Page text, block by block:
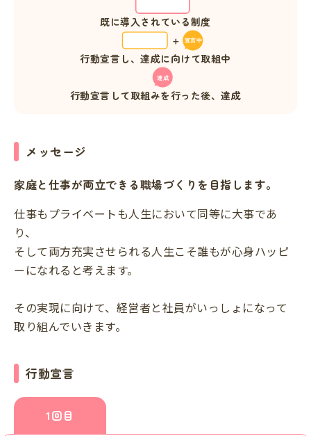
既に導入されている制度
行動宣言し、達成に向けて取組中
行動宣言して取組みを行った後、達成
メッセージ
家庭と仕事が両立できる職場づくりを目指します。
仕事もプライベートも人生において同等に大事であ
り、
そして両方充実させられる人生こそ誰もが心身ハッピ
ーになれると考えます。
その実現に向けて、経営者と社員がいっしょになって
取り組んでいきます。
行動宣言
1回目